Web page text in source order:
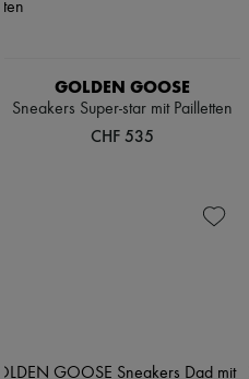
GOLDEN GOOSE
Sneakers Super-star mit Pailletten
CHF 535